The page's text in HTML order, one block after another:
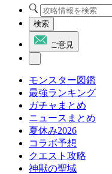
検索
ご意見
モンスター図鑑
最強ランキング
ガチャまとめ
ニュースまとめ
夏休み2026
コラボ予想
クエスト攻略
神獣の聖域